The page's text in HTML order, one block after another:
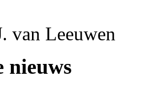
van Leeuwen
nieuws